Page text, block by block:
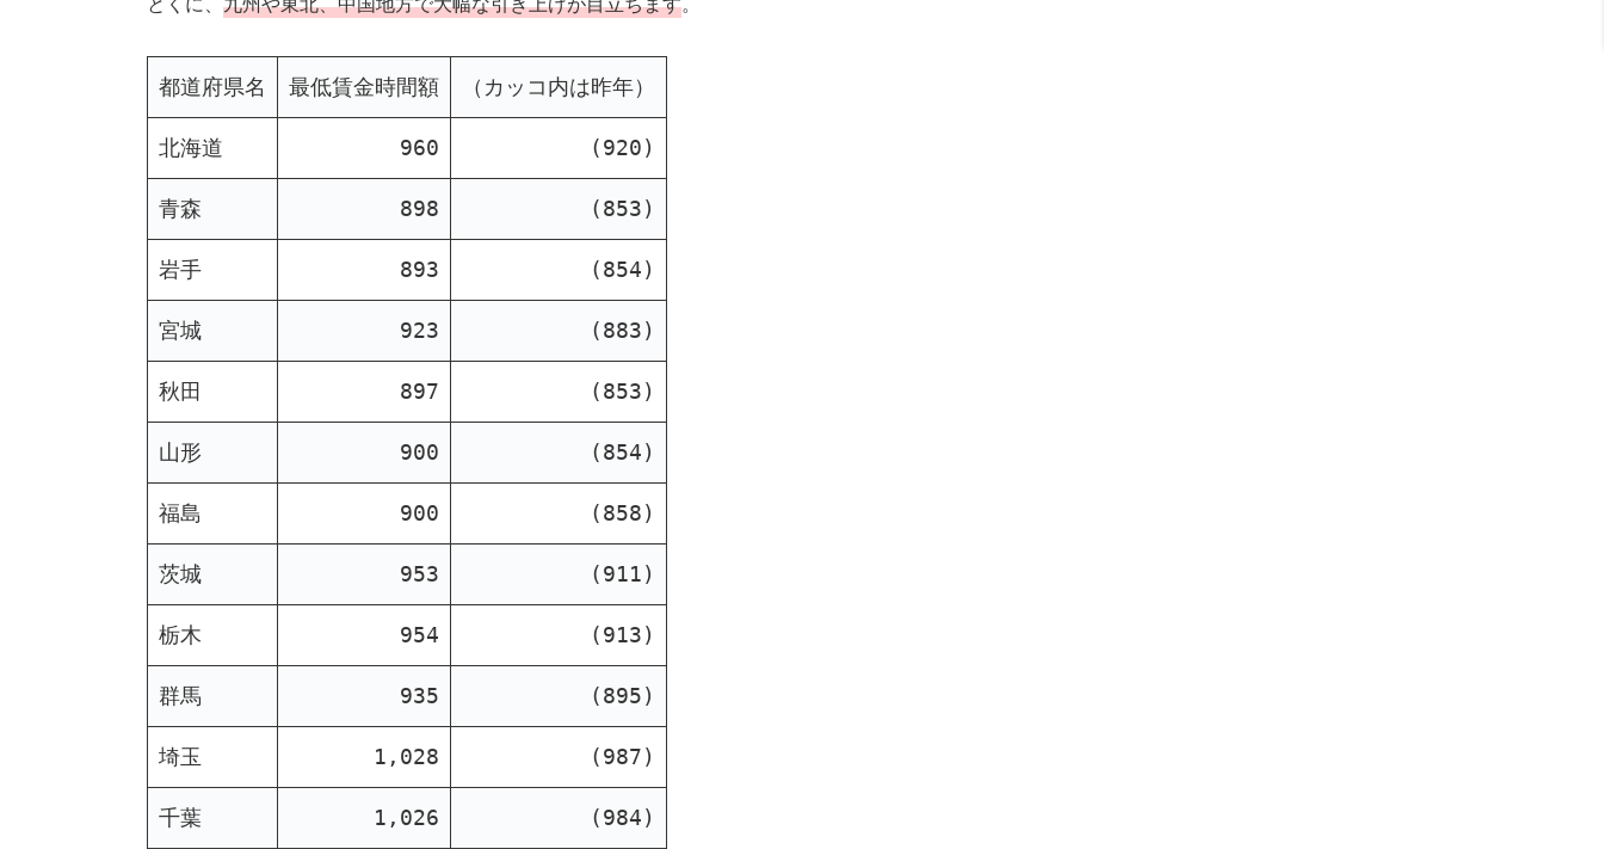
都道府県名 最低賃金時間額 （カッコ内は昨年）
北海道 960 (920)
青森 898 (853)
岩手 893 (854)
宮城 923 (883)
秋田 897 (853)
山形 900 (854)
福島 900 (858)
茨城 953 (911)
栃木 954 (913)
群馬 935 (895)
埼玉 1,028 (987)
千葉 1,026 (984)